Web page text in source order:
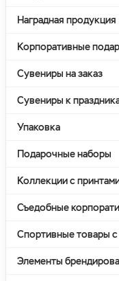
Наградная продукция
Корпоративные
Сувениры на заказ
Сувениры к
Упаковка
Подарочные наборы
Коллекции с
Съедобные
Спортивные товары
Элементы